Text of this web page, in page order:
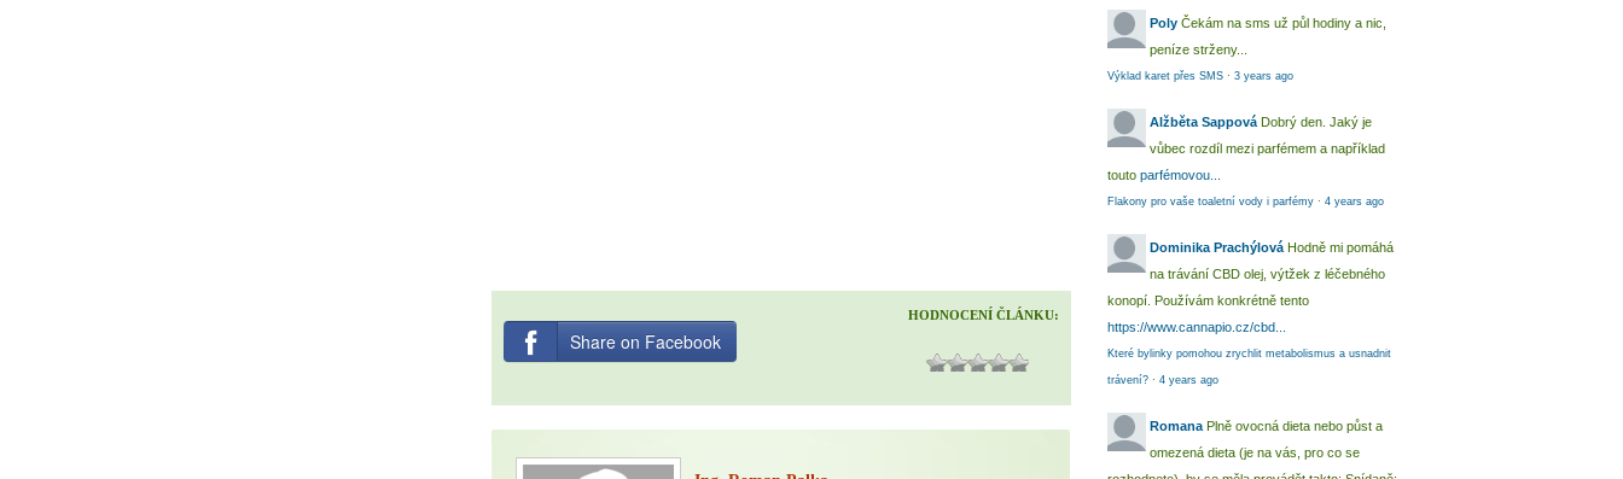
HODNOCENÍ ČLÁNKU:
Share on Facebook
Poly Čekám na sms už půl hodiny a nic,
peníze strženy...
Výklad karet přes SMS · 3 years ago
Alžběta Sappová Dobrý den. Jaký je
vůbec rozdíl mezi parfémem a například
touto parfémovou...
Flakony pro vaše toaletní vody i parfémy · 4 years ago
Dominika Prachýlová Hodně mi pomáhá
na trávání CBD olej, výtžek z léčebného
konopí. Používám konkrétně tento
https://www.cannapio.cz/cbd...
Které bylinky pomohou zrychlit metabolismus a usnadnit
trávení? · 4 years ago
Romana Plně ovocná dieta nebo půst a
omezená dieta (je na vás, pro co se